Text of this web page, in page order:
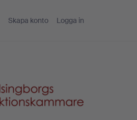
Skapa konto Logga in